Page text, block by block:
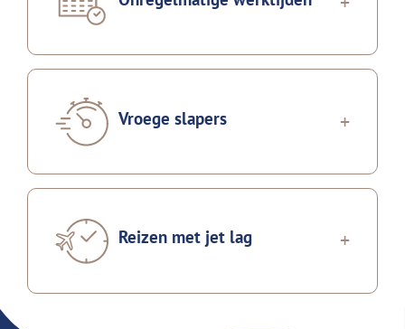
Vroege slapers
Reizen met jet lag